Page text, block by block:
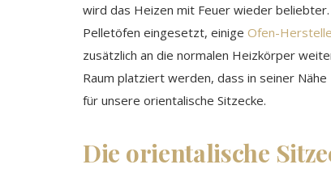
wird das Heizen mit Feuer wieder
Pelletöfen eingesetzt, einige Ofen-
zusätzlich an die normalen Heizkörper
Raum platziert werden, dass in seiner
für unsere orientalische Sitzecke.
Die orientalische